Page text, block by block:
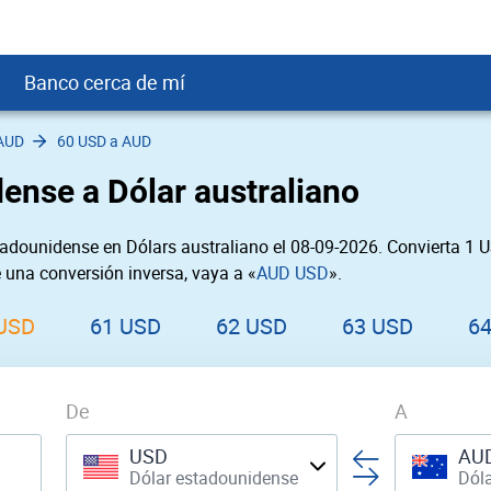
crediticio
Banco cerca de mí
de Mí
Cerca de Mí
de Mí
Cerca de Mí
60 USD a AUD
a Dólar australiano
en Dólars australiano el 08-09-2026. Convierta 1
conversión inversa, vaya a «AUD USD».
61 USD 62 USD 63 USD
De
USD
Dólar estadounidense
A